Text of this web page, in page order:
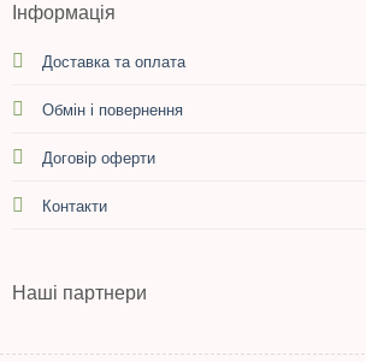
Інформація
Доставка та оплата
Обмін і повернення
Договір оферти
Контакти
Наші партнери